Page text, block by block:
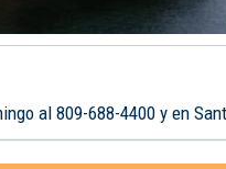
al 809-688-4400 y en